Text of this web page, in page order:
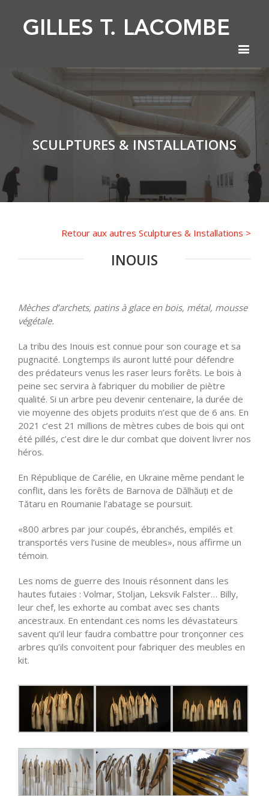
SCULPTURES & INSTALLATIONS
Retour aux autres Sculptures & Installations >
INOUIS
Mèches d’archets, patins à glace en bois, métal, mousse
végétale.
La tribu des Inouis est connue pour son courage et sa
pugnacité. Longtemps ils auront lutté pour défendre
des prédateurs venus les raser leurs forêts. Le bois à
peine sec servira à fabriquer du mobilier de piètre
qualité. Si un arbre peu devenir centenaire, la durée de
vie moyenne des objets produits n’est que de 6 ans. En
2021 c’est 21 millions de mètres cubes de bois qui ont
été pillés, c’est dire le dur combat que doivent livrer nos
héros.
En République de Carélie, en Ukraine même pendant le
conflit, dans les forêts de Barnova de Dălhăuți et de
Tătaru en Roumanie l’abatage se poursuit.
«800 arbres par jour coupés, ébranchés, empilés et
transportés vers l’usine de meubles», nous affirme un
témoin.
Les noms de guerre des Inouis résonnent dans les
hautes futaies : Volmar, Stoljan, Leksvik Falster… Billy,
leur chef, les exhorte au combat avec ses chants
ancestraux. En entendant ces noms les dévastateurs
savent qu’il leur faudra combattre pour tronçonner ces
arbres qu’ils convoitent pour fabriquer des meubles en
kit.